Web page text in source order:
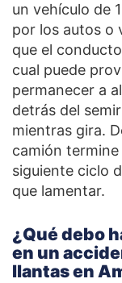
un vehículo de
por los autos o
que el
cual puede
permanecer a
detrás del
mientras gira.
camión
siguiente ciclo
que lamentar.
¿Qué debo
en un
llantas en